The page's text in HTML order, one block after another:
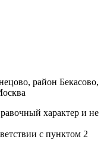
район Бекасово,
характер и не
с пунктом 2